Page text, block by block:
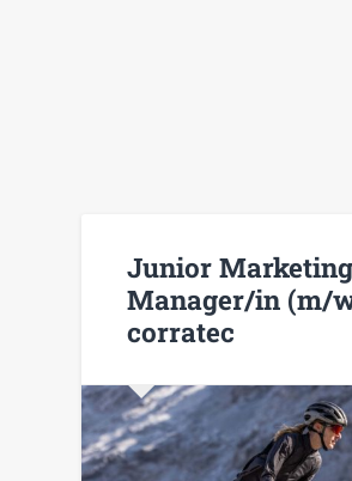
Junior Marketing
Manager/in (m/
corratec